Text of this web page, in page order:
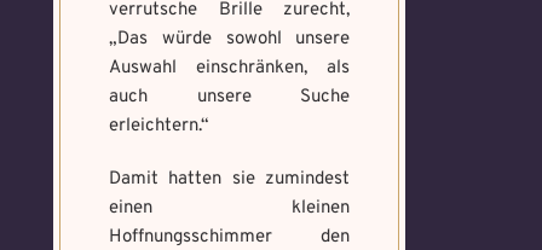
verrutsche Brille zurecht,
„Das würde sowohl unsere
Auswahl einschränken, als
auch unsere Suche
erleichtern.“
Damit hatten sie zumindest
einen kleinen
Hoffnungsschimmer den